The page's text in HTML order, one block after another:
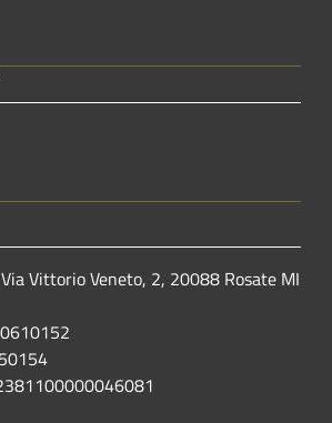
Vittorio Veneto, 2, 20088 Rosate MI